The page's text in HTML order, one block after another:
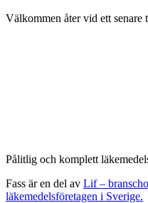
Välkommen åter vid ett senare
Pålitlig och komplett
Fass är en del av Lif –
läkemedelsföretagen i Sverige.